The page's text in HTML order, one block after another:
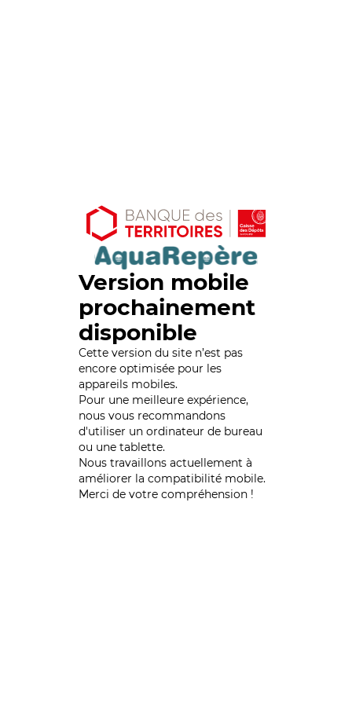
Version mobile
prochainement
disponible
Cette version du site n’est pas
encore optimisée pour les
appareils mobiles.
Pour une meilleure expérience,
nous vous recommandons
d'utiliser un ordinateur de bureau
ou une tablette.
Nous travaillons actuellement à
améliorer la compatibilité mobile.
Merci de votre compréhension !